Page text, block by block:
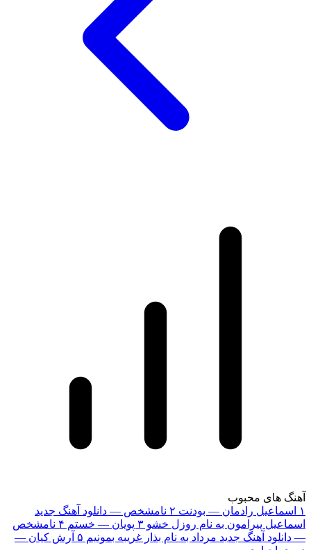
آهنگ های محبوب
۱
اسماعیل رادمان — بودنت ۲ نامشخص — دانلود آهنگ جدید
اسماعیل پیرامون به نام روزل خشو ۳ پویان — خستم ۴ نامشخص
— دانلود آهنگ جدید مرداد به نام بذار غریبه بمونیم ۵ آرش کیان —